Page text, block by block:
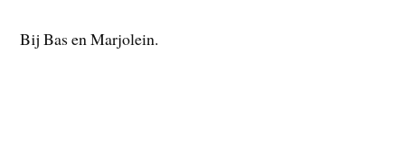
Bij Bas en Marjolein.